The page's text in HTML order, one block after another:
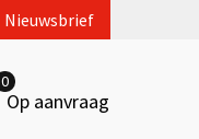
Nieuwsbrief
0
Op aanvraag